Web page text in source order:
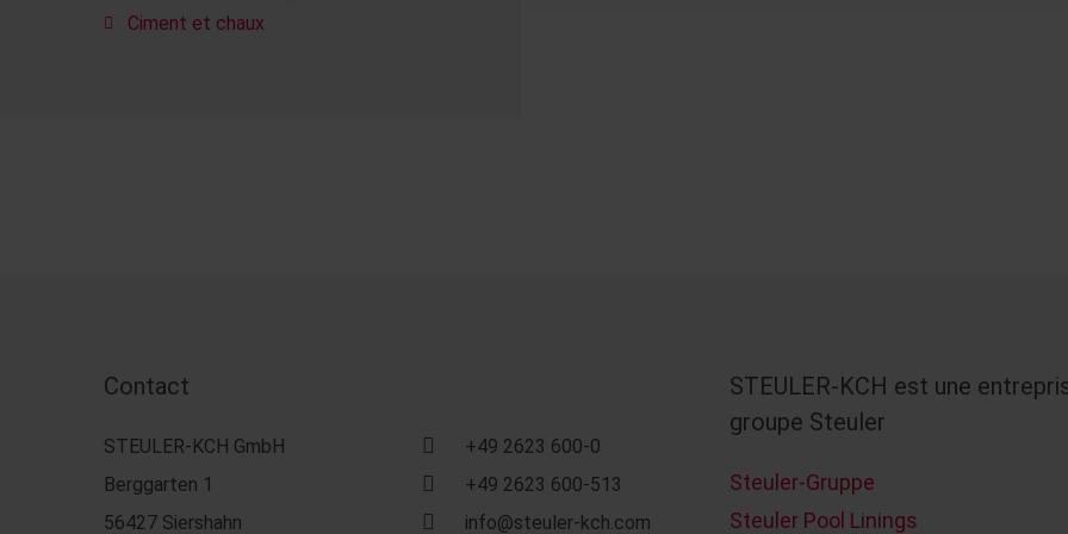
Ciment et chaux
Contact
STEULER-KCH GmbH
Berggarten 1
56427 Siershahn
+49 2623 600-0
+49 2623 600-513
info@steuler-kch.com
STEULER-KCH est une
groupe Steuler
Steuler-Gruppe
Steuler Pool Linings